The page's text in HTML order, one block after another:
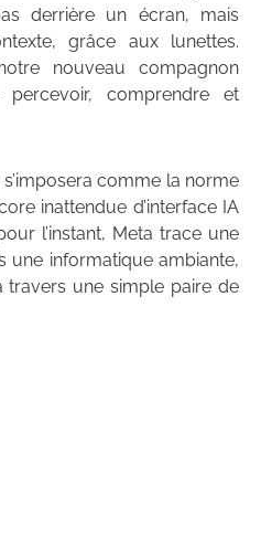
derrière un écran, mais
grâce aux lunettes.
nouveau compagnon
comprendre et
comme la norme
inattendue d’interface IA
l’instant, Meta trace une
une informatique ambiante,
travers une simple paire de